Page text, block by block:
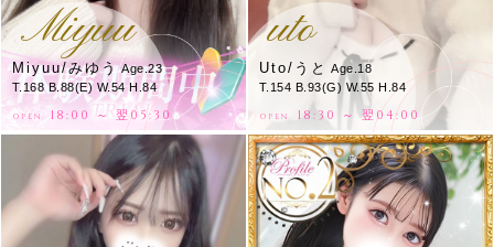
Miyuu
Miyuu/みゆうAge.23
T.168 B.88(E) W.54 H.84
OPEN. 18:00 ～ 翌05:30
uto
Uto/うと
Age.18
T.154 B.93(G) W.55 H.84
OPEN. 18:30 ～ 翌04:00